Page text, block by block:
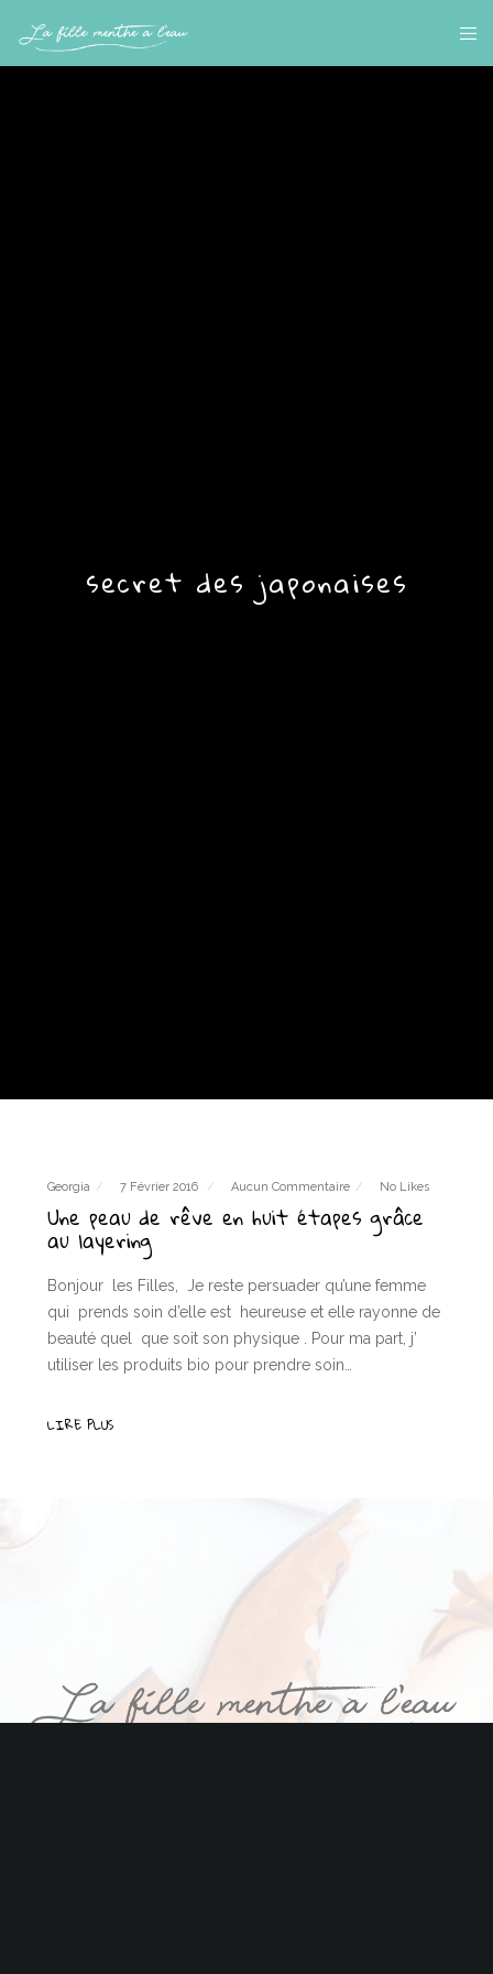
secret des japonaises
Georgia 7 Février 2016 Aucun Commentaire No Likes
Une peau de rêve en huit étapes grâce
au layering
Bonjour les Filles, Je reste persuader qu’une femme
qui prends soin d’elle est heureuse et elle rayonne de
beauté quel que soit son physique . Pour ma part, j’
utiliser les produits bio pour prendre soin…
LIRE PLUS